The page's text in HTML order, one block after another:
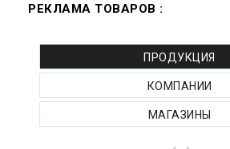
РЕКЛАМА ТОВАРОВ :
ПРОДУКЦИЯ
КОМПАНИИ
МАГАЗИНЫ